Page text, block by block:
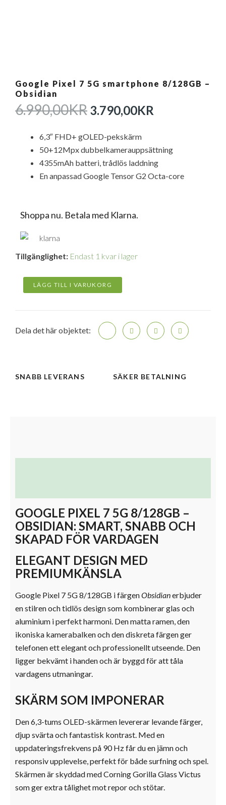
Google Pixel 7 5G smartphone 8/128GB –
Obsidian
6.990,00KRDET
URSPRUNGLIGA
PRISET
VAR:
6.990,00KR.
3.790,00KR
ÄR:
6,3″ FHD+ gOLED-pekskärm
50+12Mpx dubbelkamerauppsättning
4355mAh batteri, trådlös laddning
En anpassad Google Tensor G2 Octa-core
Shoppa nu. Betala med Klarna.
Tillgänglighet: Endast 1 kvar i lager
Google
Pixel
smartphone
mängd
LÄGG TILL I VARUKORG
Dela det här objektet:
SNABB LEVERANS SÄKER BETALNING
GOOGLE PIXEL 7 5G 8/128GB –
OBSIDIAN: SMART, SNABB OCH
SKAPAD FÖR VARDAGEN
ELEGANT DESIGN MED
PREMIUMKÄNSLA
Google Pixel 7 5G 8/128GB i färgenObsidianerbjuder
en stilren och tidlös design som kombinerar glas och
aluminium i perfekt harmoni. Den matta ramen, den
ikoniska kamerabalken och den diskreta färgen ger
telefonen ett elegant och professionellt utseende. Den
ligger bekvämt i handen och är byggd för att tåla
vardagens utmaningar.
SKÄRM SOM IMPONERAR
Den 6,3-tums OLED-skärmen levererar levande färger,
djup svärta och fantastisk kontrast. Med en
uppdateringsfrekvens på 90 Hz får du en jämn och
responsiv upplevelse, perfekt för både surfning och spel.
Skärmen är skyddad med Corning Gorilla Glass Victus
som ger extra tålighet mot repor och stötar.